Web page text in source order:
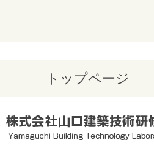
トップページ